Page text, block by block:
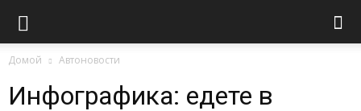
Домой Автоновости
Инфографика: едете в